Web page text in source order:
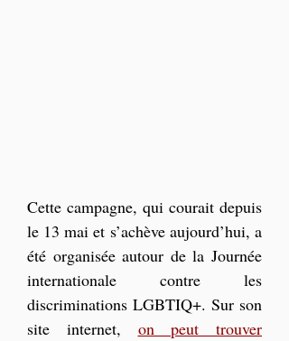
Cette campagne, qui courait depuis
le 13 mai et s’achève aujourd’hui, a
été organisée autour de la Journée
internationale contre les
discriminations LGBTIQ+. Sur son
site internet, on peut trouver